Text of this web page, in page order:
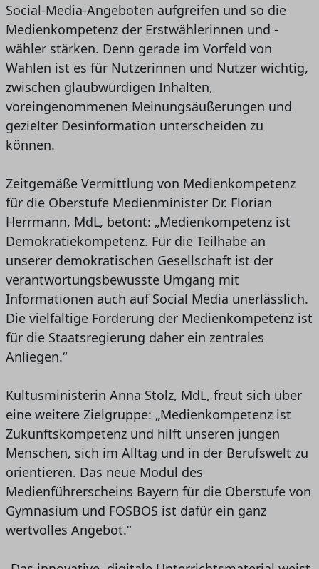
Social-Media-Angeboten aufgreifen und so die
Medienkompetenz der Erstwählerinnen und -
wähler stärken. Denn gerade im Vorfeld von
Wahlen ist es für Nutzerinnen und Nutzer wichtig,
zwischen glaubwürdigen Inhalten,
voreingenommenen Meinungsäußerungen und
gezielter Desinformation unterscheiden zu
können.
Zeitgemäße Vermittlung von Medienkompetenz
für die Oberstufe Medienminister Dr. Florian
Herrmann, MdL, betont: „Medienkompetenz ist
Demokratiekompetenz. Für die Teilhabe an
unserer demokratischen Gesellschaft ist der
verantwortungsbewusste Umgang mit
Informationen auch auf Social Media unerlässlich.
Die vielfältige Förderung der Medienkompetenz ist
für die Staatsregierung daher ein zentrales
Anliegen.“
Kultusministerin Anna Stolz, MdL, freut sich über
eine weitere Zielgruppe: „Medienkompetenz ist
Zukunftskompetenz und hilft unseren jungen
Menschen, sich im Alltag und in der Berufswelt zu
orientieren. Das neue Modul des
Medienführerscheins Bayern für die Oberstufe von
Gymnasium und FOSBOS ist dafür ein ganz
wertvolles Angebot.“